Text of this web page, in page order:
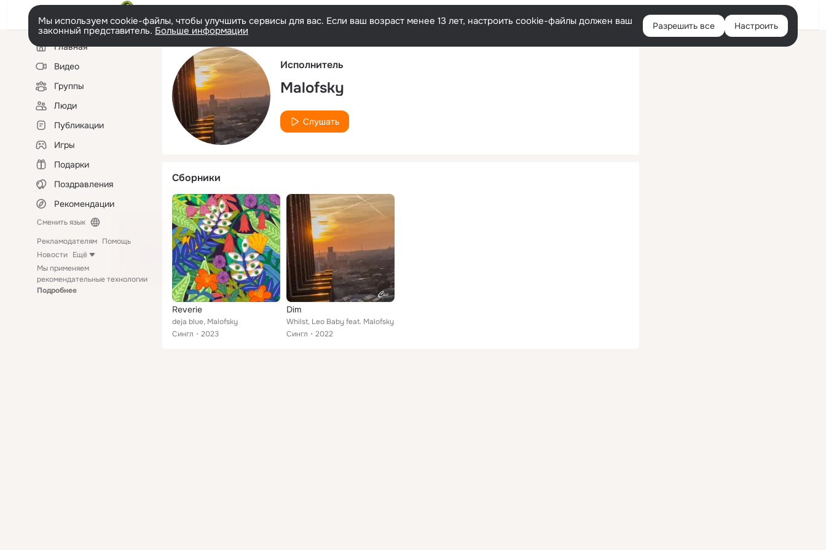
Русский Войти
Мы используем cookie-файлы, чтобы улучшить сервисы для вас. Если ваш возраст менее 13 лет, настроить cookie-файлы должен ваш
законный представитель. Больше информации Разрешить все Настроить
Левая
колонкаГлавная
Видео
Группы
Люди
Публикации
Игры
Подарки
Поздравления
Рекомендации
Сменить язык
Рекламодателям Помощь
Новости Ещё
Мы применяем
рекомендательные технологии
Подробнее
Исполнитель
Malofsky
Слушать
Сборники
Reverie
deja blue, Malofsky
Сингл
2023
Dim
Whilst, Leo Baby feat. Malofsky
Сингл
2022